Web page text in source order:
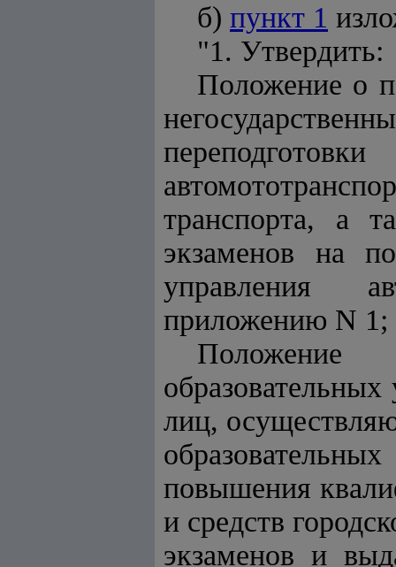
б) пункт 1
"1. Утвердить:
Положение о
транспорта, а
экзаменов на
управления
приложению N 1;
Положение
лиц,
повышения
и средств
экзаменов и